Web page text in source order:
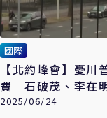
國際
【北約峰會】憂川
費 石破茂、李在
席
2025/06/24